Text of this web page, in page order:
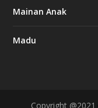
Mainan Anak
Madu
Copyright @2021